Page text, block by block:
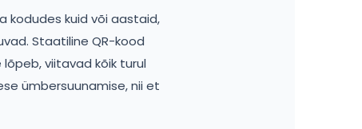
kodudes kuid või aastaid,
Staatiline QR-kood
viitavad kõik turul
ümbersuunamise, nii et